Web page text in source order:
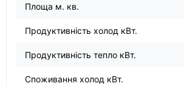
Площа м. кв.
Продуктивність холод кВт.
Продуктивність тепло кВт.
Споживання холод кВт.